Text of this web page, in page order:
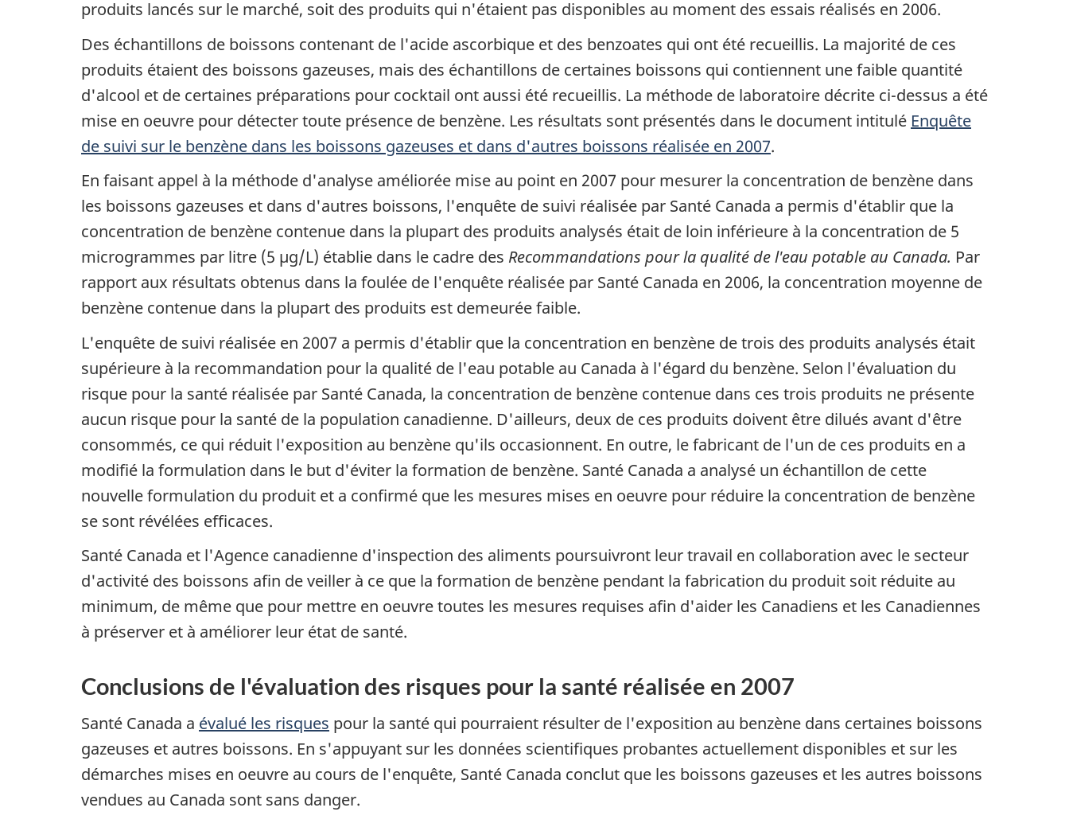
produits lancés sur le marché, soit des produits qui n'étaient pas disponibles au moment des essais réalisés en 2006.
Des échantillons de boissons contenant de l'acide ascorbique et des benzoates qui ont été recueillis. La majorité de ces
produits étaient des boissons gazeuses, mais des échantillons de certaines boissons qui contiennent une faible quantité
d'alcool et de certaines préparations pour cocktail ont aussi été recueillis. La méthode de laboratoire décrite ci-dessus a été
mise en oeuvre pour détecter toute présence de benzène. Les résultats sont présentés dans le document intitulé Enquête
de suivi sur le benzène dans les boissons gazeuses et dans d'autres boissons réalisée en 2007.
En faisant appel à la méthode d'analyse améliorée mise au point en 2007 pour mesurer la concentration de benzène dans
les boissons gazeuses et dans d'autres boissons, l'enquête de suivi réalisée par Santé Canada a permis d'établir que la
concentration de benzène contenue dans la plupart des produits analysés était de loin inférieure à la concentration de 5
microgrammes par litre (5 µg/L) établie dans le cadre des Recommandations pour la qualité de l'eau potable au Canada. Par
rapport aux résultats obtenus dans la foulée de l'enquête réalisée par Santé Canada en 2006, la concentration moyenne de
benzène contenue dans la plupart des produits est demeurée faible.
L'enquête de suivi réalisée en 2007 a permis d'établir que la concentration en benzène de trois des produits analysés était
supérieure à la recommandation pour la qualité de l'eau potable au Canada à l'égard du benzène. Selon l'évaluation du
risque pour la santé réalisée par Santé Canada, la concentration de benzène contenue dans ces trois produits ne présente
aucun risque pour la santé de la population canadienne. D'ailleurs, deux de ces produits doivent être dilués avant d'être
consommés, ce qui réduit l'exposition au benzène qu'ils occasionnent. En outre, le fabricant de l'un de ces produits en a
modifié la formulation dans le but d'éviter la formation de benzène. Santé Canada a analysé un échantillon de cette
nouvelle formulation du produit et a confirmé que les mesures mises en oeuvre pour réduire la concentration de benzène
se sont révélées efficaces.
Santé Canada et l'Agence canadienne d'inspection des aliments poursuivront leur travail en collaboration avec le secteur
d'activité des boissons afin de veiller à ce que la formation de benzène pendant la fabrication du produit soit réduite au
minimum, de même que pour mettre en oeuvre toutes les mesures requises afin d'aider les Canadiens et les Canadiennes
à préserver et à améliorer leur état de santé.
Conclusions de l'évaluation des risques pour la santé réalisée en 2007
Santé Canada a évalué les risques pour la santé qui pourraient résulter de l'exposition au benzène dans certaines boissons
gazeuses et autres boissons. En s'appuyant sur les données scientifiques probantes actuellement disponibles et sur les
démarches mises en oeuvre au cours de l'enquête, Santé Canada conclut que les boissons gazeuses et les autres boissons
vendues au Canada sont sans danger.